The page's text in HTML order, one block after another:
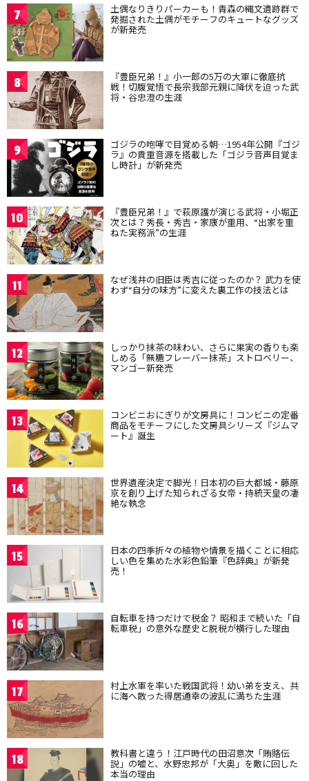
7 土偶なりきりパーカーも！青森の縄文遺跡群で
発掘された土偶がモチーフのキュートなグッズ
が新発売
8 『豊臣兄弟！』小一郎の5万の大軍に徹底抗
戦！切腹覚悟で長宗我部元親に降伏を迫った武
将・谷忠澄の生涯
9 ゴジラの咆哮で目覚める朝…1954年公開『ゴジ
ラ』の貴重音源を搭載した「ゴジラ音声目覚ま
し時計」が新発売
10 『豊臣兄弟！』で萩原護が演じる武将・小堀正
次とは？秀長・秀吉・家康が重用、“出家を重
ねた実務派”の生涯
11 なぜ浅井の旧臣は秀吉に従ったのか？ 武力を使
わず“自分の味方”に変えた裏工作の技法とは
12 しっかり抹茶の味わい、さらに果実の香りも楽
しめる「無糖フレーバー抹茶」ストロベリー、
マンゴー新発売
13 コンビニおにぎりが文房具に！コンビニの定番
商品をモチーフにした文房具シリーズ『ジムマ
ート』誕生
14 世界遺産決定で脚光！日本初の巨大都城・藤原
京を創り上げた知られざる女帝・持統天皇の凄
絶な執念
15 日本の四季折々の植物や情景を描くことに相応
しい色を集めた水彩色鉛筆『色辞典』が新発
売！
16 自転車を持つだけで税金？ 昭和まで続いた「自
転車税」の意外な歴史と脱税が横行した理由
17 村上水軍を率いた戦国武将！幼い弟を支え、共
に海へ散った得居通幸の波乱に満ちた生涯
18 教科書と違う！江戸時代の田沼意次「賄賂伝
説」の嘘と、水野忠邦が「大奥」を敵に回した
本当の理由